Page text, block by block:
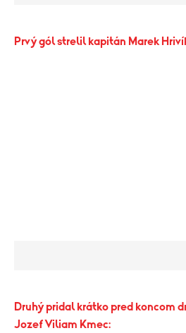
Prvý gól strelil kapitán Marek
​Druhý pridal krátko pred koncom
Jozef Viliam Kmec: